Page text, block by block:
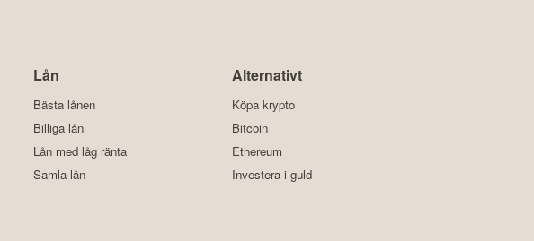
Lån
Bästa lånen
Billiga lån
Lån med låg ränta
Samla lån
Alternativt
Köpa krypto
Bitcoin
Ethereum
Investera i guld